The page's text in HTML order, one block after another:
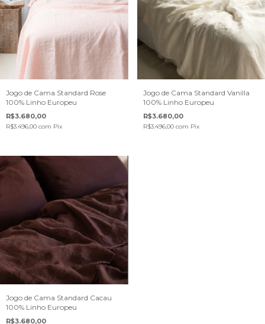
Jogo de Cama Standard Rose
100% Linho Europeu
R$3.680,00
R$3.496,00 com Pix
Jogo de Cama Standard Vanilla
100% Linho Europeu
R$3.680,00
R$3.496,00 com Pix
Jogo de Cama Standard Cacau
100% Linho Europeu
R$3.680,00